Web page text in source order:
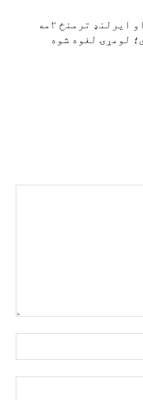
کرکټ:د افغانستان او ایرلنډ ترمنځ ۲مه
لومړۍ لغوه شوه